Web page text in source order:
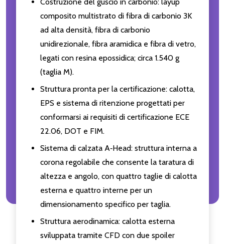
composito multistrato di fibra di carbonio 3K
ad alta densità, fibra di carbonio
unidirezionale, fibra aramidica e fibra di vetro,
legati con resina epossidica; circa 1.540 g
(taglia M).
Struttura pronta per la certificazione: calotta,
EPS e sistema di ritenzione progettati per
conformarsi ai requisiti di certificazione ECE
22.06, DOT e FIM.
Sistema di calzata A‑Head: struttura interna a
corona regolabile che consente la taratura di
altezza e angolo, con quattro taglie di calotta
esterna e quattro interne per un
dimensionamento specifico per taglia.
Struttura aerodinamica: calotta esterna
sviluppata tramite CFD con due spoiler